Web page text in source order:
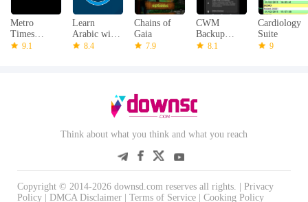
Metro
Times
Detroit
9.1
Learn
Arabic with
the Quran
8.4
Chains of
Gaia
7.9
CWM
Backup
Manager
8.1
Cardiology
Suite
9
Think about what you think and what you reach
Copyright © 2014-2026 downsd.com reserves all rights. | Privacy
Policy
DMCA Disclaimer Terms of Service Cooking Policy